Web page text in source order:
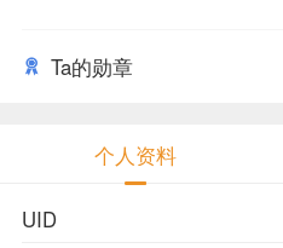
Ta的勋章
个人资料
UID